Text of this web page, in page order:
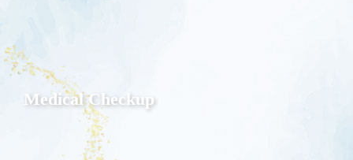
Medical Checkup